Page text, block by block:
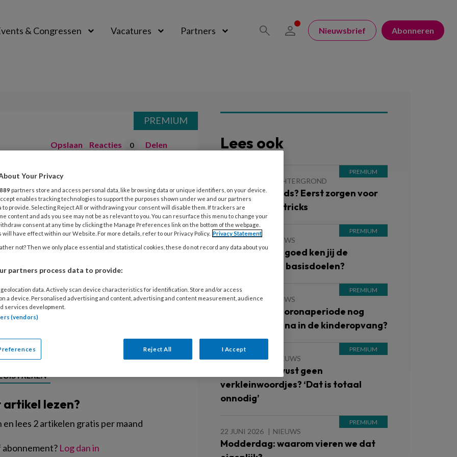
& Congressen Vacatures Partners Nieuwsbrief Abonneren
Opslaan Reacties 0 Delen
baby’s
babygroep van TintelTuin
liggen lekker op de vloer te spelen,
of krijgen de fles. Een jaar
nieuwe vorm van babyopvang.
de formule zoveel mogelijk willen
Een gesprek met de
van babyopvang.
lezen?
lees 2 artikelen gratis per maand
Log dan in
PREMIUM
Lees ook
ACHTERGROND
Zorgen voor kids? Eerst zorgen voor
jezelf! 6 tips & tricks
9 JULI 2026 NIEUWS
Mini-quiz: Hoe goed ken jij de
pedagogische basisdoelen?
8 JULI 2026 NIEUWS
LKK: Laat de coronaperiode nog
steeds sporen na in de kinderopvang?
23 JUNI 2026 NIEUWS
Gebruik jij bewust geen
verkleinwoordjes? ‘Dat is totaal
onnodig’
22 JUNI 2026 NIEUWS
Modderdag: waarom vieren we dat
Your Privacy
889 partners store and access personal data, like browsing data or unique identifiers, on your device.
enables tracking technologies to support the purposes shown under we and our partners
to provide. Selecting Reject All or withdrawing your consent will disable them. If trackers are
content and ads you see may not be as relevant to you. You can resurface this menu to change your
consent at any time by clicking the Manage Preferences link on the bottom of the webpage.
will have effect within our Website. For more details, refer to our Privacy Policy. Privacy Statement
not? Then we only place essential and statistical cookies, these do not record any data about you
partners process data to provide:
data. Actively scan device characteristics for identification. Store and/or access
a device. Personalised advertising and content, advertising and content measurement, audience
services development.
(vendors)
Reject All I Accept